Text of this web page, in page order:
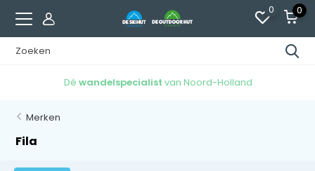
0 0
Dé wandelspecialist van Noord-Holland
Merken
Fila